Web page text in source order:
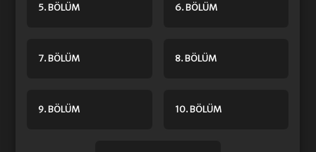
5. BÖLÜM 6. BÖLÜM
7. BÖLÜM 8. BÖLÜM
9. BÖLÜM 10. BÖLÜM